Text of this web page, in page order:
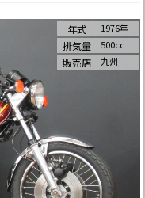
年式 1976年
排気量 500cc
販売店 九州